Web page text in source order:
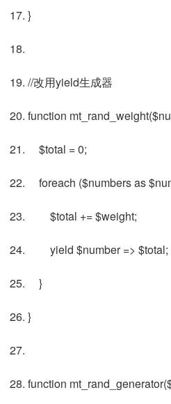
}
//改用yield生成器
function
$total = 0;
foreach ($numbers as
$total += $weight;
yield $number => $total;
}
}
function